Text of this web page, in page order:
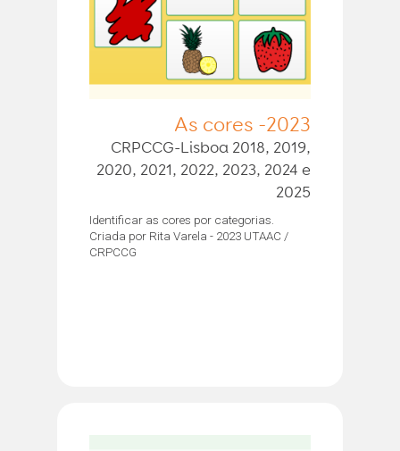
As cores -2023
CRPCCG-Lisboa 2018, 2019,
2020, 2021, 2022, 2023, 2024 e
2025
Identificar as cores por categorias.
Criada por Rita Varela - 2023 UTAAC /
CRPCCG